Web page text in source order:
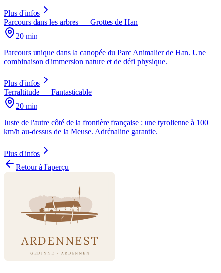
Plus d'infos
Parcours dans les arbres — Grottes de Han
20 min
Parcours unique dans la canopée du Parc Animalier de Han. Une
combinaison d'immersion nature et de défi physique.
Plus d'infos
Terraltitude — Fantasticable
20 min
Juste de l'autre côté de la frontière française : une tyrolienne à 100
km/h au-dessus de la Meuse. Adrénaline garantie.
Plus d'infos
Retour à l'aperçu